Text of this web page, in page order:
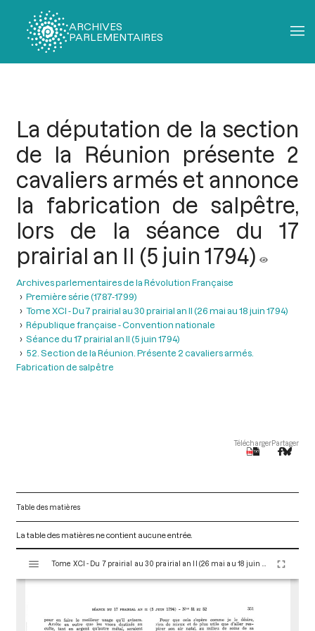
ARCHIVES
PARLEMENTAIRES
La députation de la section
de la Réunion présente 2
cavaliers armés et annonce
la fabrication de salpêtre,
lors de la séance du 17
prairial an II (5 juin 1794)
Archives parlementaires de la Révolution Française
Première série (1787-1799)
Tome XCI - Du 7 prairial au 30 prairial an II (26 mai au 18 juin 1794)
République française - Convention nationale
Séance du 17 prairial an II (5 juin 1794)
52. Section de la Réunion. Présente 2 cavaliers armés.
Fabrication de salpêtre
TéléchargerPartager
Table des matières
La table des matières ne contient aucune entrée.
s